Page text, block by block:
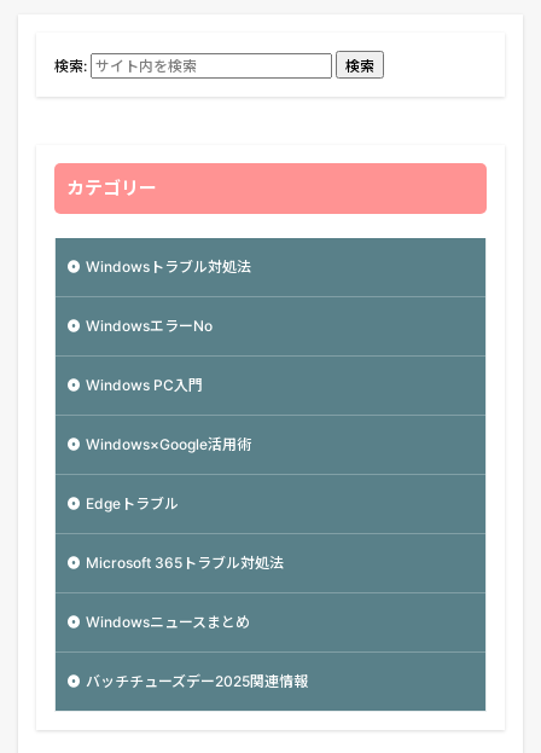
検索: 検索
カテゴリー
Windowsトラブル対処法
WindowsエラーNo
Windows PC入門
Windows×Google活用術
Edgeトラブル
Microsoft 365トラブル対処法
Windowsニュースまとめ
バッチチューズデー2025関連情報